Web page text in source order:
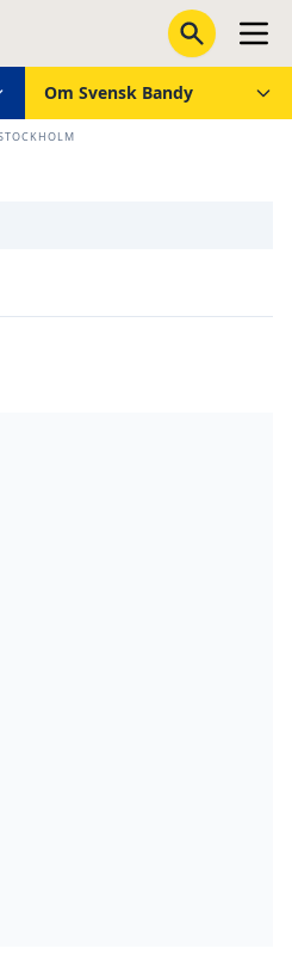
Om Svensk Bandy